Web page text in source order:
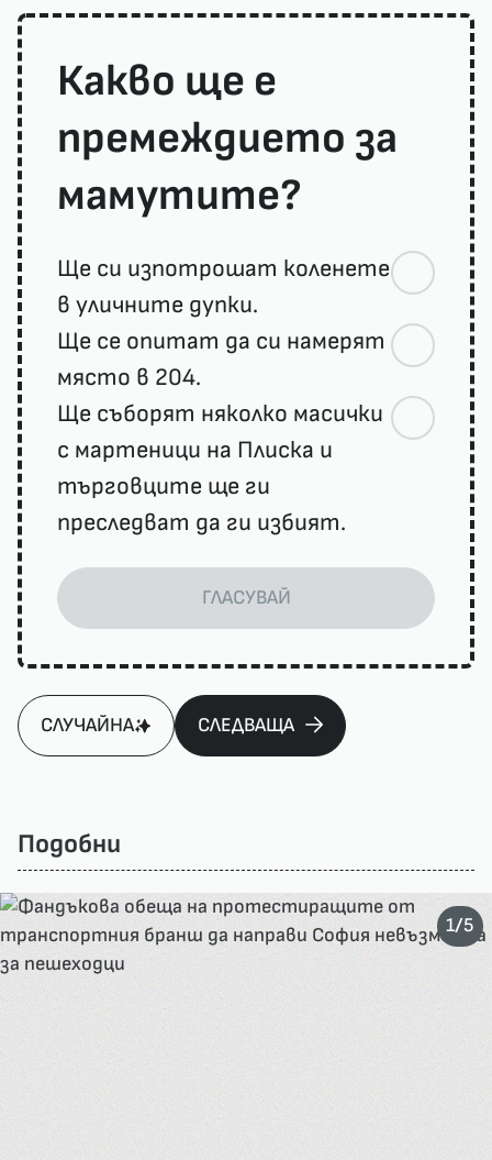
Какво ще е
премеждието за
мамутите?
Ще си изпотрошат коленете
в уличните дупки.
Ще се опитат да си намерят
място в 204.
Ще съборят няколко масички
с мартеници на Плиска и
търговците ще ги
преследват да ги избият.
ГЛАСУВАЙ
СЛУЧАЙНА СЛЕДВАЩА
Подобни
1/5